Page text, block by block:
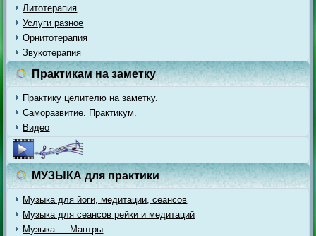
Литотерапия
Услуги разное
Орнитотерапия
Звукотерапия
Практикам на заметку
Практику целителю на заметку.
Саморазвитие. Практикум.
Видео
МУЗЫКА для практики
Музыка для йоги, медитации, сеансов
Музыка для сеансов рейки и медитаций
Музыка — Мантры